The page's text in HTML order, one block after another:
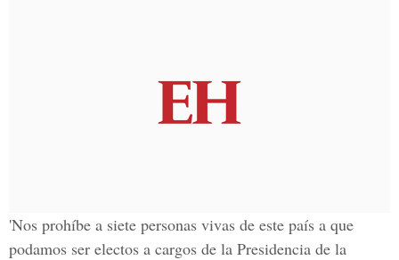
'Nos prohíbe a siete personas vivas de este país a que
podamos ser electos a cargos de la Presidencia de la